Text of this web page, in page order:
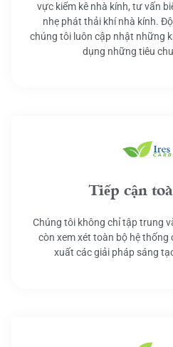
vực kiểm kê nhà kính, tư vấn
nhẹ phát thải khí nhà kính.
chúng tôi luôn cập nhật những
dụng những tiêu
Tiếp cận
Chúng tôi không chỉ tập trung
còn xem xét toàn bộ hệ thống
xuất các giải pháp sáng